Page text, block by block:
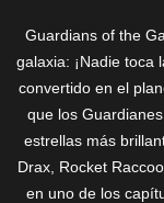
Guardians of the
galaxia: ¡Nadie toca
convertido en el
que los
estrellas más
Drax, Rocket
en uno de los